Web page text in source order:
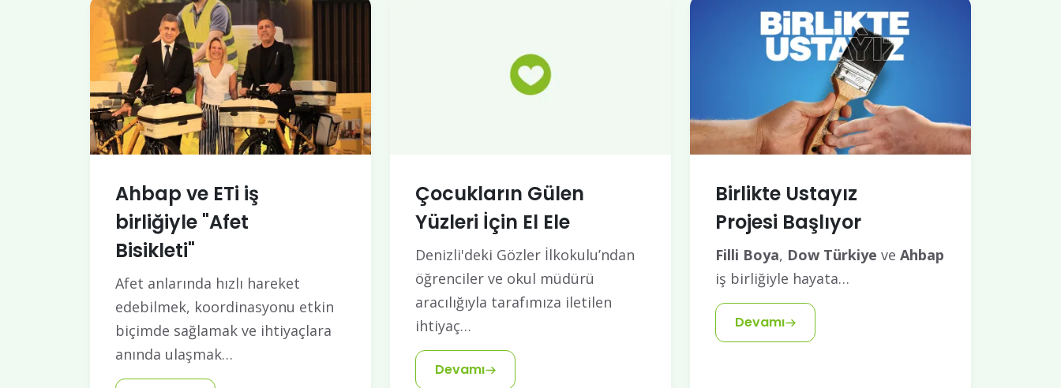
Ahbap ve ETi iş
birliğiyle "Afet
Bisikleti"
Afet anlarında hızlı hareket
edebilmek, koordinasyonu etkin
biçimde sağlamak ve ihtiyaçlara
anında ulaşmak…
Çocukların Gülen
Yüzleri İçin El Ele
Denizli'deki Gözler İlkokulu’ndan
öğrenciler ve okul müdürü
aracılığıyla tarafımıza iletilen
ihtiyaç…
Devamı
Birlikte Ustayız
Projesi Başlıyor
Filli Boya, Dow Türkiye ve Ahbap
iş birliğiyle hayata…
Devamı